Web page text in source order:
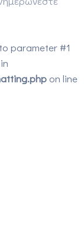
parameter #1
on line